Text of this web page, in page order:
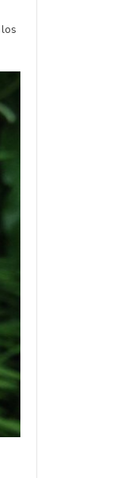
los